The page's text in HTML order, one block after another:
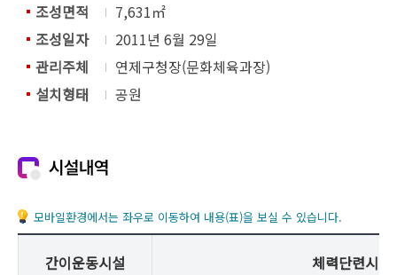
조성면적
7,631㎡
조성일자
2011년 6월 29일
관리주체
연제구청장(문화체육과장)
설치형태
공원
시설내역
모바일환경에서는 좌우로 이동하여 내용(표)을 보실 수 있습니다.
간이운동시설 체력단련시설